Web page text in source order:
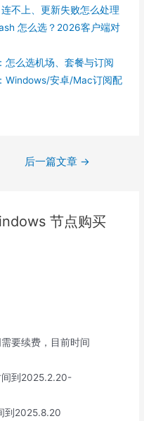
不上、更新失败怎么处理
怎么选？2026客户端对
怎么选机场、套餐与订阅
Windows/安卓/Mac订阅配
后一篇文章 →
节点购买
要续费，目前时间
到2025.2.20-
到2025.8.20